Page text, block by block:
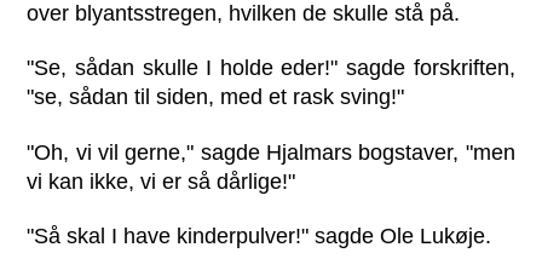
over blyantsstregen, hvilken de skulle stå på.
"Se, sådan skulle I holde eder!" sagde forskriften,
"se, sådan til siden, med et rask sving!"
"Oh, vi vil gerne," sagde Hjalmars bogstaver, "men
vi kan ikke, vi er så dårlige!"
"Så skal I have kinderpulver!" sagde Ole Lukøje.